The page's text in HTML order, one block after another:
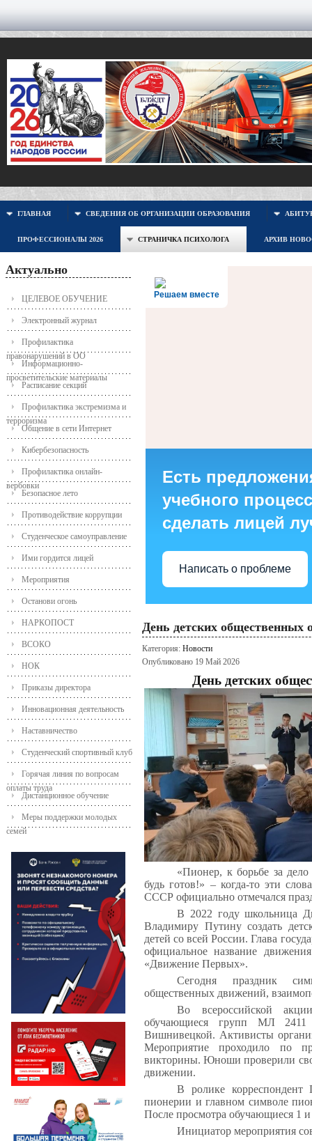
ГЛАВНАЯ СВЕДЕНИЯ ОБ ОРГАНИЗАЦИИ ОБРАЗОВАНИЯ
ПРОФЕССИОНАЛЫ 2026 СТРАНИЧКА ПСИХОЛОГА АРХИВ
Актуально
ЦЕЛЕВОЕ ОБУЧЕНИЕ
Электронный журнал
Профилактика
правонарушений в ОО
Информационно-
просветительские материалы
Расписание секций
Профилактика экстремизма и
терроризма
Общение в сети Интернет
Кибербезопасность
Профилактика онлайн-
вербовки
Безопасное лето
Противодействие коррупции
Студенческое самоуправление
Ими гордится лицей
Мероприятия
Останови огонь
НАРКОПОСТ
ВСОКО
НОК
Приказы директора
Инновационная деятельность
Наставничество
Студенческий спортивный клуб
Горячая линия по вопросам
оплаты труда
Дистанционное обучение
Меры поддержки молодых
семей
Решаем вместе
Есть
учебного
сделать лицей
Написать о проблеме
День детских общественных
Категория: Новости
Опубликовано 19 Май 2026
День детских
«Пионер, к борьбе за
будь готов!» – когда-то эти
СССР официально отмечался
В 2022 году школьница
Владимиру Путину создать
детей со всей России. Глава
официальное название
«Движение Первых».
Сегодня праздник
общественных движений,
Во всероссийской
обучающиеся групп МЛ
Вишнивецкой. Активисты
Мероприятие проходило по
викторины. Юноши проверили
движении.
В ролике корреспондент
пионерии и главном символе
После просмотра обучающиеся 1 и
Инициатор мероприятия